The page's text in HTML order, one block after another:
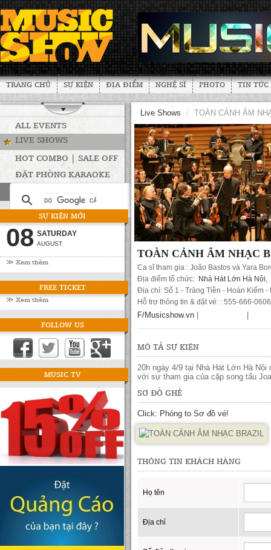
TRANG CHỦ SỰ KIỆN ĐỊA ĐIỂM NGHỆ SĨ PHOTO TIN TỨC
ALL EVENTS
LIVE SHOWS
HOT COMBO | SALE OFF
ĐẶT PHÒNG KARAOKE
SỰ KIỆN MỚI
08 SATURDAY
AUGUST
≫ Xem thêm
FREE TICKET
≫ Xem thêm
FOLLOW US
MUSIC TV
Live Shows / TOÀN CẢNH ÂM
TOÀN CẢNH ÂM NHẠC
Ca sĩ tham gia : João Bastos và Yara
Địa điểm tổ chức: Nhà Hát Lớn Hà Nội,
Địa chỉ: Số 1 - Tràng Tiền - Hoàn Kiếm -
Hỗ trợ thông tin & đặt vé: : 555-666-0606
F/Musicshow.vn
MÔ TẢ SỰ KIỆN
20h ngày 4/9 tại Nhà Hát Lớn Hà
với sự tham gia của cặp song tấu
SƠ ĐỒ GHẾ
Click: Phóng to Sơ đồ vé!
THÔNG TIN KHÁCH HÀNG
Họ tên
Địa chỉ